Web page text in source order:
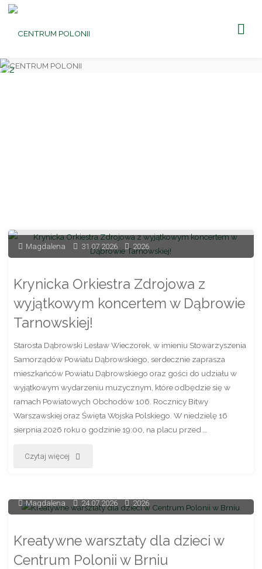
Magdalena 31.07.2026 2026
Krynicka Orkiestra Zdrojowa z
wyjątkowym koncertem w Dąbrowie
Tarnowskiej!
Starosta Dąbrowski Lesław Wieczorek, w imieniu Stowarzyszenia
Samorządów Powiatu Dąbrowskiego, serdecznie zaprasza
mieszkańców Powiatu Dąbrowskiego oraz gości do udziału w
wyjątkowym wydarzeniu muzycznym, które odbędzie się w
ramach Powiatowych Obchodów 106. Rocznicy Bitwy
Warszawskiej oraz Święta Wojska Polskiego. W niedzielę 16
sierpnia 2026 roku o godzinie 19:00, na placu przed …
Czytaj więcej "Krynicka
Zdrojowa
Magdalena 24.07.2026 2026
Kreatywne warsztaty dla dzieci w
Centrum Polonii w Brniu